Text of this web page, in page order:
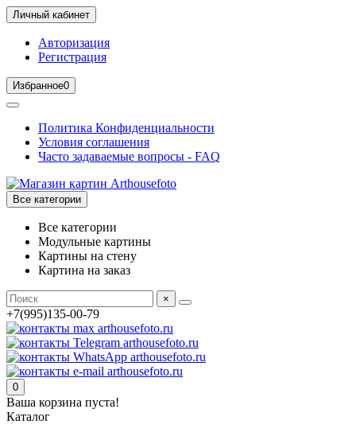
Личный кабинет
Авторизация
Регистрация
Избранное0
Политика Конфиденциальности
Условия соглашения
Часто задаваемые вопросы - FAQ
Все категории
Все категории
Модульные картины
Картины на стену
Картина на заказ
×
+7(995)135-00-79
0
Ваша корзина пуста!
Каталог